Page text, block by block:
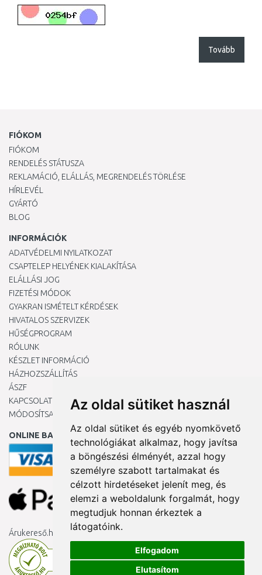
Az oldal sütiket használ
Az oldal sütiket és egyéb nyomkövető
technológiákat alkalmaz, hogy javítsa
a böngészési élményét, azzal hogy
személyre szabott tartalmakat és
célzott hirdetéseket jelenít meg, és
elemzi a weboldalunk forgalmát, hogy
megtudjuk honnan érkeztek a
látogatóink.
Elfogadom
Elutasítom
Tovább
FIÓKOM
FIÓKOM
RENDELÉS STÁTUSZA
REKLAMÁCIÓ, ELÁLLÁS, MEGRENDELÉS TÖRLÉSE
HÍRLEVÉL
GYÁRTÓ
BLOG
INFORMÁCIÓK
ADATVÉDELMI NYILATKOZAT
CSAPTELEP HELYÉNEK KIALAKÍTÁSA
ELÁLLÁSI JOG
FIZETÉSI MÓDOK
GYAKRAN ISMÉTELT KÉRDÉSEK
HIVATALOS SZERVIZEK
HŰSÉGPROGRAM
RÓLUNK
KÉSZLET INFORMÁCIÓ
HÁZHOZSZÁLLÍTÁS
ÁSZF
KAPCSOLAT
MÓDOSÍTSA A COOKIE-BEÁLLÍTÁSAIMAT
ONLINE BANKKÁRTYÁVAL
Árukereső.hu